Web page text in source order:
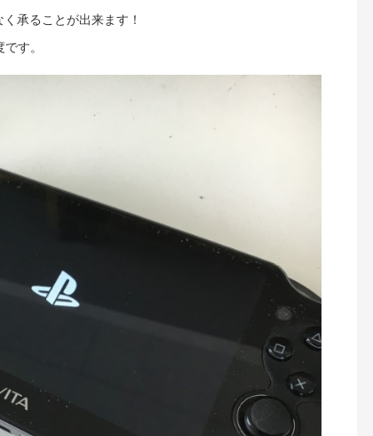
承ることが出来ます！
す。